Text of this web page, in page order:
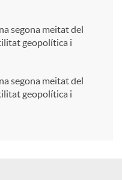
segona meitat del
geopolítica i
segona meitat del
geopolítica i